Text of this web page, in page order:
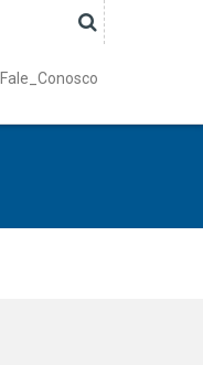
Fale_Conosco